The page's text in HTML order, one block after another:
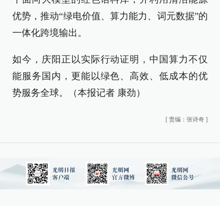
优势，推动“绿电价值、算力能力、词元数据”的
一体化跨境输出。
如今，庆阳正以实际行动证明，中国算力不仅
能服务国内，更能以绿色、高效、低成本的优
势服务全球。（本报记者 康劲）
[ 责编：张诗奇 ]